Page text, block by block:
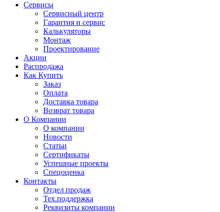
Сервисы
Сервисный центр
Гарантия и сервис
Калькуляторы
Монтаж
Проектирование
Акции
Распродажа
Как Купить
Заказ
Оплата
Доставка товара
Возврат товара
О Компании
О компании
Новости
Статьи
Сертификаты
Успешные проекты
Спецоценка
Контакты
Отдел продаж
Тех.поддержка
Реквизиты компании